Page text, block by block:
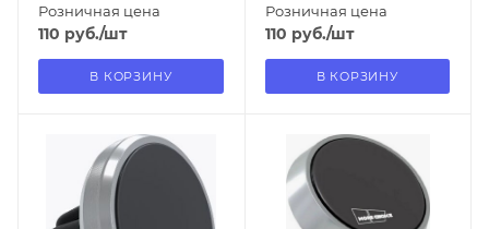
Розничная цена
110 руб./шт
В КОРЗИНУ
Розничная цена
110 руб./шт
В КОРЗИНУ
13.08.2026
В наличии в пункте
самовывоза
Отправим
13.08.2026
В наличии в пункте
самовывоза